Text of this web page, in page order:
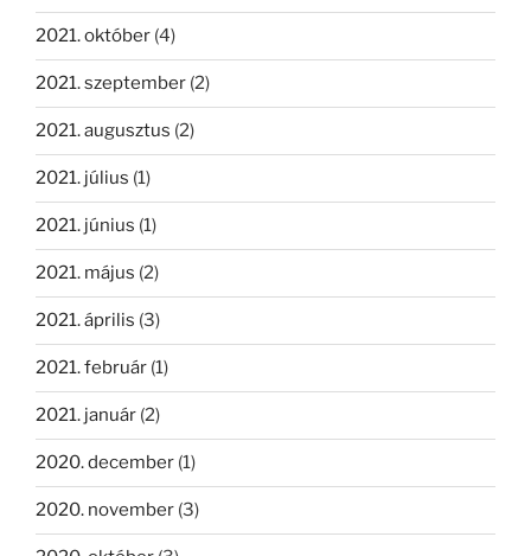
2021. október (4)
2021. szeptember (2)
2021. augusztus (2)
2021. július (1)
2021. június (1)
2021. május (2)
2021. április (3)
2021. február (1)
2021. január (2)
2020. december (1)
2020. november (3)